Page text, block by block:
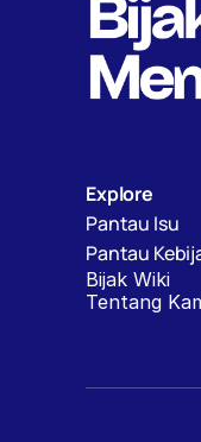
Explore
Pantau Isu
Pantau
Tentang
Bijak Wiki